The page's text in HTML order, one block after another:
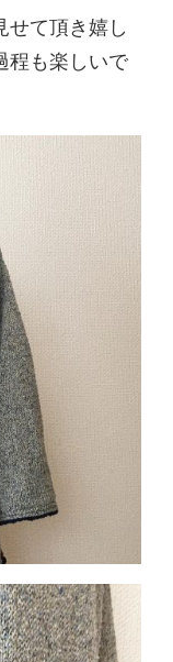
せて頂き嬉し
程も楽しいで